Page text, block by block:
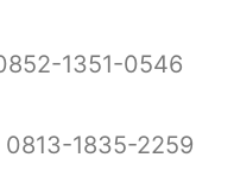
1351-0546
1835-2259